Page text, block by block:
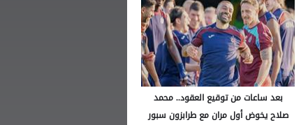
بعد ساعات من توقيع العقود.. محمد
صلاح يخوض أول مران مع طرابزون سبور